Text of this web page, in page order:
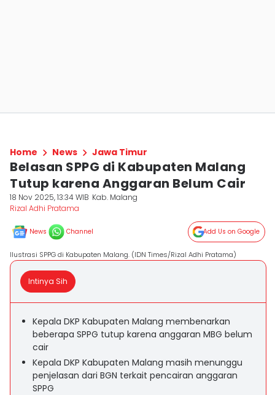
Home News Jawa Timur
Belasan SPPG di Kabupaten Malang
Tutup karena Anggaran Belum Cair
18 Nov 2025, 13:34 WIB Kab. Malang
Rizal Adhi Pratama
News Channel Add Us on Google
Ilustrasi SPPG di Kabupaten Malang. (IDN Times/Rizal Adhi Pratama)
Intinya Sih
Kepala DKP Kabupaten Malang membenarkan
beberapa SPPG tutup karena anggaran MBG belum
cair
Kepala DKP Kabupaten Malang masih menunggu
penjelasan dari BGN terkait pencairan anggaran
SPPG